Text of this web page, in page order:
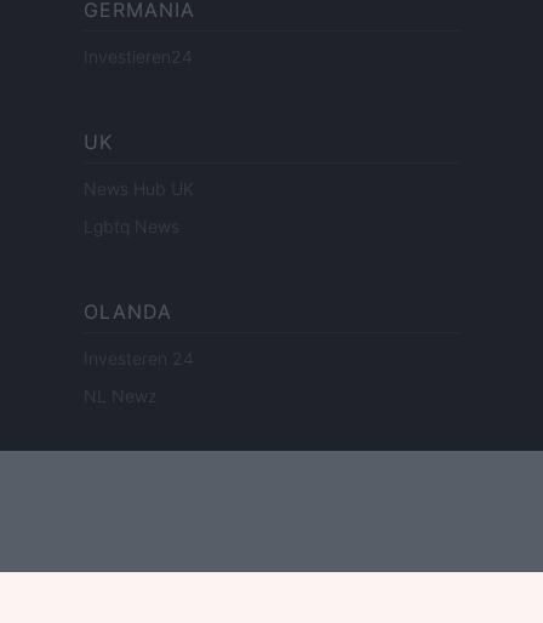
GERMANIA
Investieren24
UK
News Hub UK
Lgbtq News
OLANDA
Investeren 24
NL Newz